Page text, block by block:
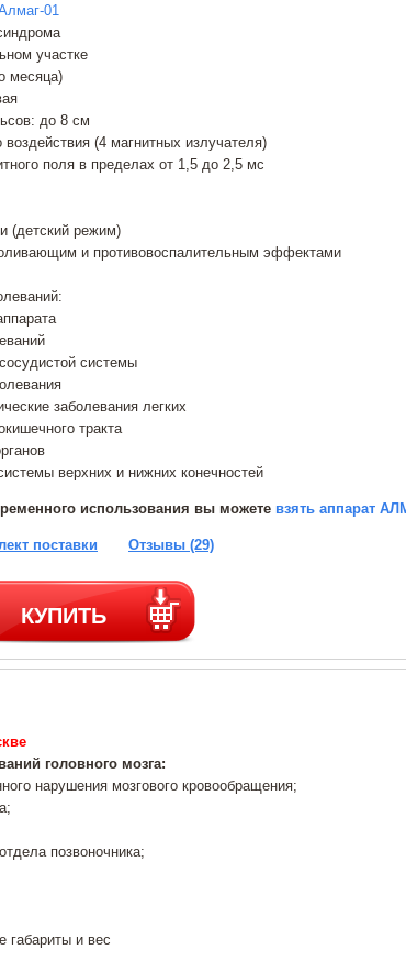
01
участке
месяца)
до 8 см
(4 магнитных излучателя)
поля в пределах от 1,5 до 2,5 мс
(детский режим)
и противовоспалительным эффектами
системы
заболевания легких
тракта
верхних и нижних конечностей
использования вы можете взять аппарат
поставки Отзывы (29)
КУПИТЬ
головного мозга:
нарушения мозгового кровообращения;
позвоночника;
габариты и вес